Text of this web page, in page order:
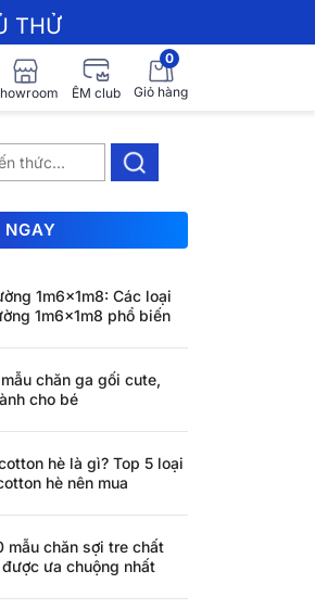
THỬ
ÊM club
0
Giỏ hàng
NGAY
1m6x1m8: Các loại
1m6x1m8 phổ biến
chăn ga gối cute,
cho bé
hè là gì? Top 5 loại
hè nên mua
mẫu chăn sợi tre chất
ưa chuộng nhất